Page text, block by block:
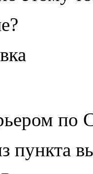
пункта